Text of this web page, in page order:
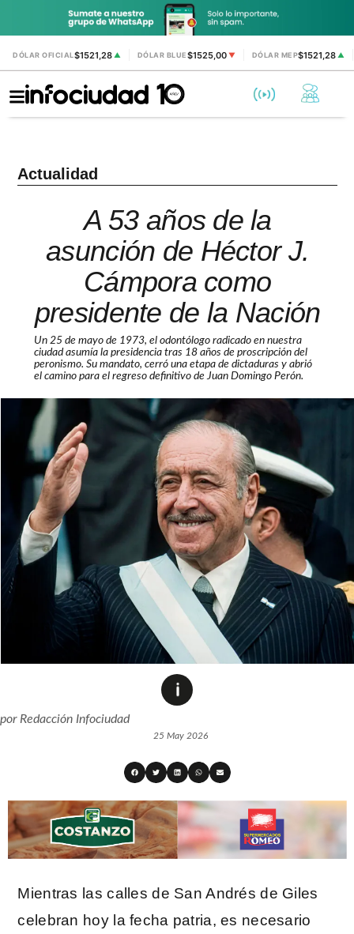
DÓLAR OFICIAL$1521,28 ▲ DÓLAR BLUE$1525,00 ▼ DÓLAR MEP$1521,28▲
Actualidad
A 53 años de la
asunción de Héctor J.
Cámpora como
presidente de la Nación
Un 25 de mayo de 1973, el odontólogo radicado en nuestra
ciudad asumía la presidencia tras 18 años de proscripción del
peronismo. Su mandato, cerró una etapa de dictaduras y abrió
el camino para el regreso definitivo de Juan Domingo Perón.
porRedacción Infociudad
25 May 2026
Mientras las calles de San Andrés de Giles
celebran hoy la fecha patria, es necesario